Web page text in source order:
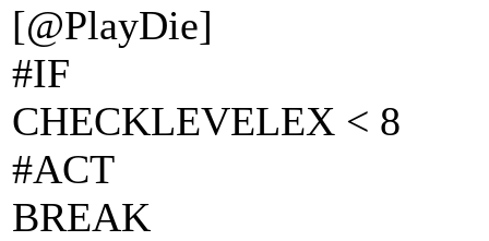
[@PlayDie]
#IF
CHECKLEVELEX < 8
#ACT
BREAK